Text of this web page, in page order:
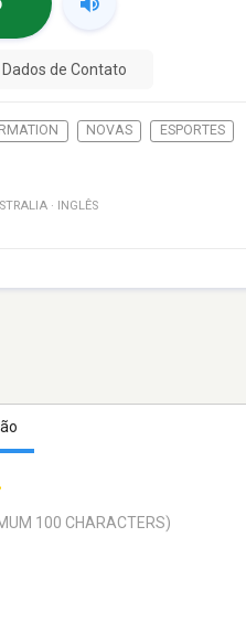
Dados de Contato
NOVAS
ESPORTES
· INGLÊS